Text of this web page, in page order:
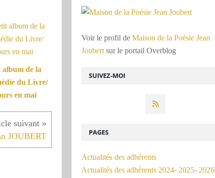
album de la
du Livre/
en mai
JOUBERT
SUIVEZ-MOI
Voir le profil de Maison de la Poésie Jean
Joubert sur le portail Overblog
PAGES
Actualités des adhérents
Actualités des adhérents 2024- 2025- 2026